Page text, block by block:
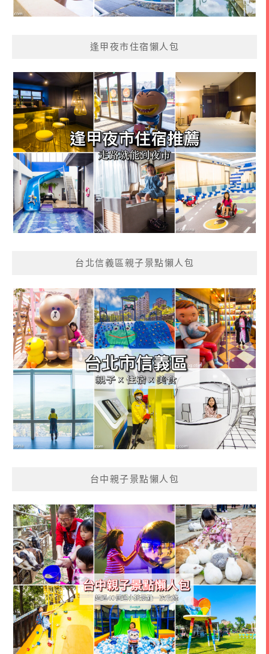
逢甲夜市住宿懶人包
台北信義區親子景點懶人包
台中親子景點懶人包